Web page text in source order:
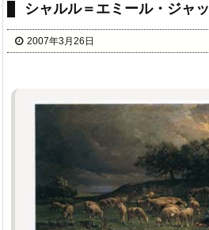
シャルル＝エミール・ジャ
2007年3月26日